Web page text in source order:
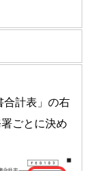
計表」の右
ごとに決め